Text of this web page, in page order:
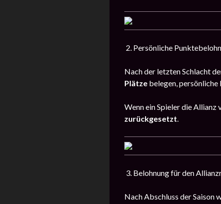
2. Persönliche
Nach der letzten Schlacht
Plätze belegen, persönliche
Wenn ein Spieler die Allianz
zurückgesetzt.
3. Belohnung für den
Nach Abschluss der Saison